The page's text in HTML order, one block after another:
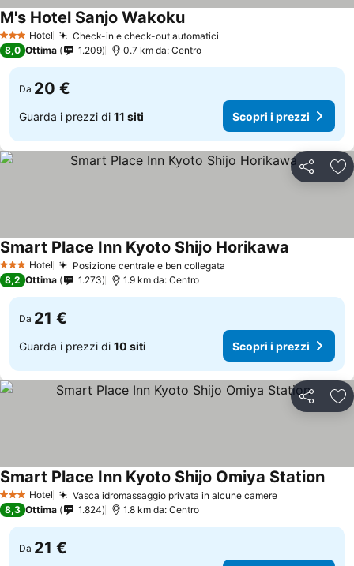
3 StelleHotel Check-in e check-out automatici
M's Hotel Sanjo Wakoku
8,0 Ottima 1.209 0.7 km da: Centro
Da 20 €
Guarda i prezzi di 11 siti Scopri i prezzi
Condividi
3 StelleHotel Posizione centrale e ben collegata
Smart Place Inn Kyoto Shijo Horikawa
8,2 Ottima 1.273 1.9 km da: Centro
Da 21 €
Guarda i prezzi di 10 siti Scopri i prezzi
Condividi
3 StelleHotel Vasca idromassaggio privata in alcune camere
Smart Place Inn Kyoto Shijo Omiya Station
8,3 Ottima 1.824 1.8 km da: Centro
Da 21 €